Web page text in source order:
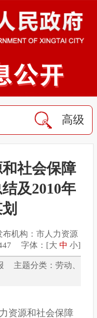
高级
社会保障
及2010年
机构：市人力资源
字体：[大 中 小]
主题分类：劳动、
察
资源和社会保障